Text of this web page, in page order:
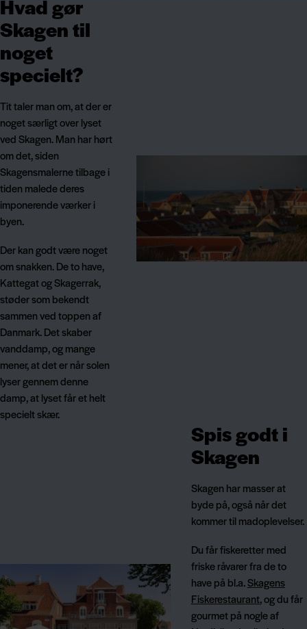
Hvad gør
Skagen til
noget
specielt?
Tit taler man om, at der er
noget særligt over lyset
ved Skagen. Man har hørt
om det, siden
Skagensmalerne tilbage i
tiden malede deres
imponerende værker i
byen.
Der kan godt være noget
om snakken. De to have,
Kattegat og Skagerrak,
støder som bekendt
sammen ved toppen af
Danmark. Det skaber
vanddamp, og mange
mener, at det er når solen
lyser gennem denne
damp, at lyset får et helt
specielt skær.
Spis godt i
Skagen
Skagen har masser at
byde på, også når det
kommer til madoplevelser.
Du får fiskeretter med
friske råvarer fra de to
have på bl.a.Skagens
Fiskerestaurant, og du får
gourmet på nogle af